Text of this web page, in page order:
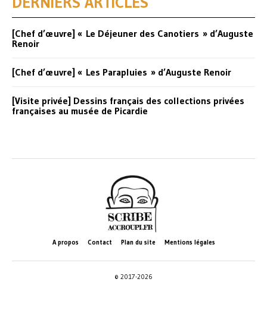
[Chef d’œuvre] « Le Déjeuner des Canotiers » d’Auguste
Renoir
[Chef d’œuvre] « Les Parapluies » d’Auguste Renoir
[Visite privée] Dessins français des collections privées
françaises au musée de Picardie
A propos Contact Plan du site Mentions légales
© 2017-2026